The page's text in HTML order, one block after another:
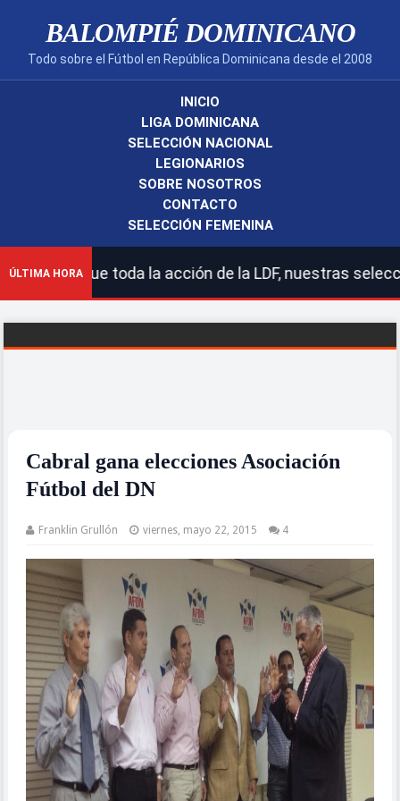
BALOMPIÉ DOMINICANO
Todo sobre el Fútbol en República Dominicana desde el 2008
INICIO
LIGA DOMINICANA
SELECCIÓN NACIONAL
LEGIONARIOS
SOBRE NOSOTROS
CONTACTO
SELECCIÓN FEMENINA
ÚLTIMA HORA
toda la acción de la LDF, nuestras selecciones
Cabral gana elecciones Asociación
Fútbol del DN
Franklin Grullón viernes, mayo 22, 2015 4